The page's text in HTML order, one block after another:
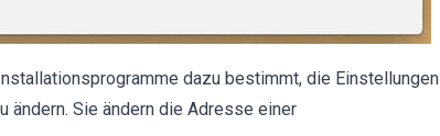
dazu bestimmt, die Einstellungen
ändern. Sie ändern die Adresse einer